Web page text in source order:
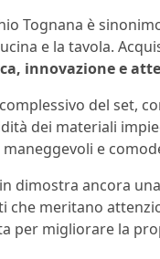
Tognana è
e la tavola.
innovazione e
del set,
dei materiali
maneggevoli e
dimostra ancora
che meritano
per migliorare la